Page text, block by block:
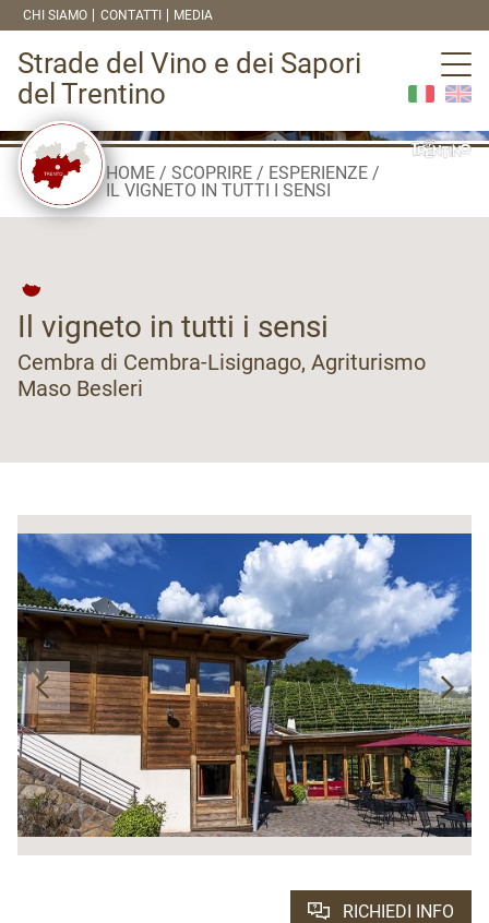
CHI SIAMO CONTATTI MEDIA
Strade del Vino e dei Sapori
del Trentino
HOME SCOPRIRE
ESPERIENZE
IL VIGNETO IN TUTTI I SENSI
Il vigneto in tutti i sensi
Cembra di Cembra-Lisignago, Agriturismo
Maso Besleri
RICHIEDI INFO